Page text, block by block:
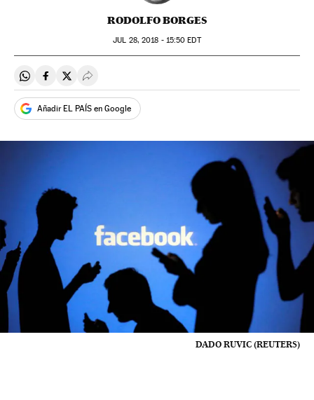
RODOLFO BORGES
JUL 28, 2018 - 15:50 EDT
Compartir en Whatsapp
Compartir en Facebook
Compartir en Twitter
Desplegar Redes Sociales
Añadir EL PAÍS en Google
DADO RUVIC (REUTERS)